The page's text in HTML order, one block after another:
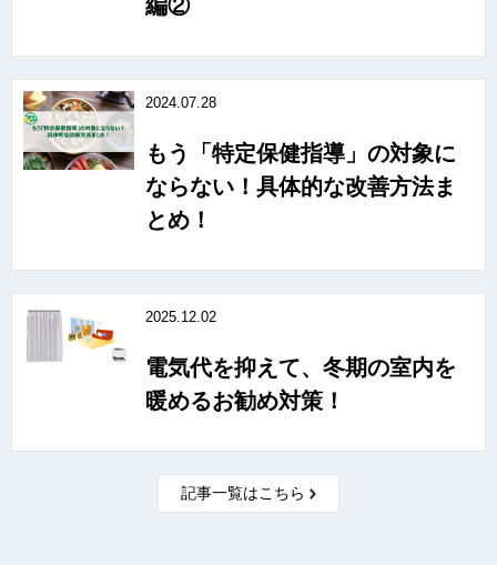
編②
2024.07.28
もう「特定保健指導」の対象に
ならない！具体的な改善方法ま
とめ！
2025.12.02
電気代を抑えて、冬期の室内を
暖めるお勧め対策！
記事一覧はこちら